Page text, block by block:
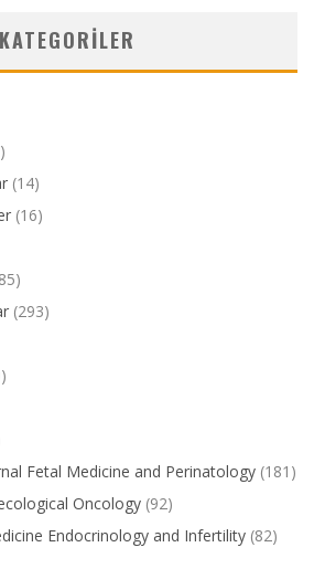
KATEGORILER
(14)
(16)
(293)
Fetal Medicine and Perinatology (181)
Oncology (92)
Endocrinology and Infertility (82)